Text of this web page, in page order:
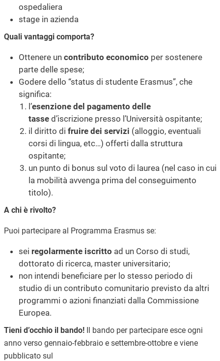
ospedaliera
stage in azienda
Quali vantaggi comporta?
Ottenere un contributo economico per sostenere
parte delle spese;
Godere dello “status di studente Erasmus”, che
significa:
l’esenzione del pagamento delle
tassed’iscrizione presso l’Università ospitante;
il diritto di fruire dei servizi (alloggio, eventuali
corsi di lingua, etc…) offerti dalla struttura
ospitante;
un punto di bonus sul voto di laurea (nel caso in cui
la mobilità avvenga prima del conseguimento
titolo).
A chi è rivolto?
Puoi partecipare al Programma Erasmus se:
sei regolarmente iscritto ad un Corso di studi,
dottorato di ricerca, master universitario;
non intendi beneficiare per lo stesso periodo di
studio di un contributo comunitario previsto da altri
programmi o azioni finanziati dalla Commissione
Europea.
Tieni d’occhio il bando! Il bando per partecipare esce ogni
anno verso gennaio-febbraio e settembre-ottobre e viene
pubblicato sul